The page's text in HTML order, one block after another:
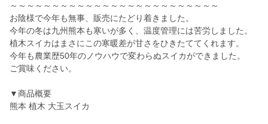
～～～～～～～～～～～～～～～～～～～～～～～～～
お陰様で今年も無事、販売にたどり着きました。
今年の冬は九州熊本も寒いが多く、温度管理には苦労しました。
植木スイカはまさにこの寒暖差が甘さをひきたててくれます。
今年も農業歴50年のノウハウで変わらぬスイカができました。
ご賞味ください。
▼商品概要
熊本 植木 大玉スイカ